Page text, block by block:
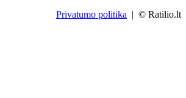
Privatumo politika | © Ratilio.lt